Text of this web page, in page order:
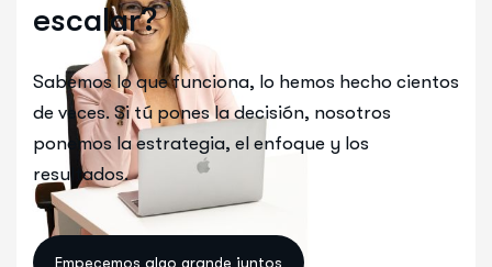
escalar?
Sabemos lo que funciona, lo hemos hecho cientos
de veces. Si tú pones la decisión, nosotros
ponemos la estrategia, el enfoque y los
resultados.